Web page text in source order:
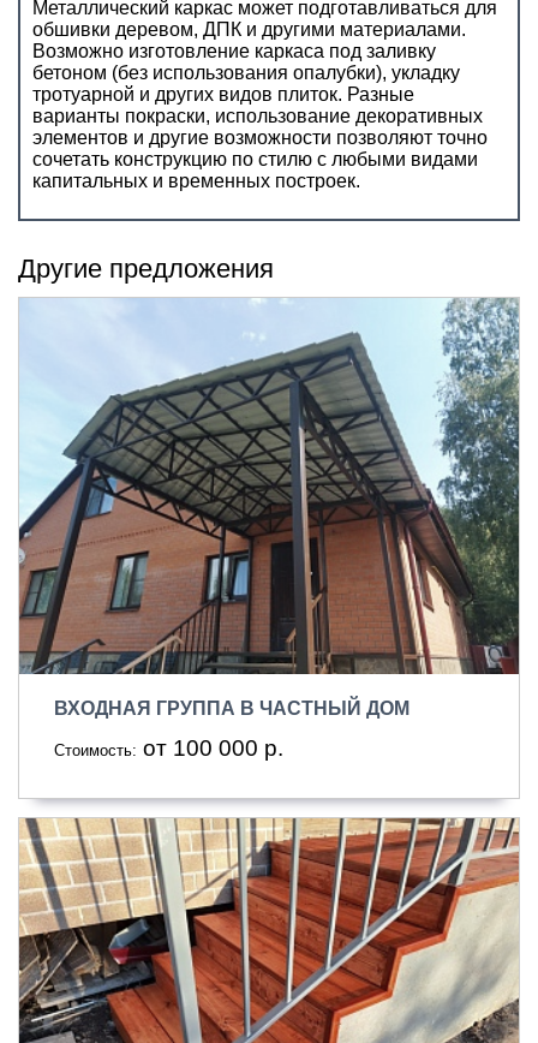
Металлический каркас может подготавливаться для
обшивки деревом, ДПК и другими материалами.
Возможно изготовление каркаса под заливку
бетоном (без использования опалубки), укладку
тротуарной и других видов плиток. Разные
варианты покраски, использование декоративных
элементов и другие возможности позволяют точно
сочетать конструкцию по стилю с любыми видами
капитальных и временных построек.
Другие предложения
ВХОДНАЯ ГРУППА В ЧАСТНЫЙ ДОМ
Стоимость: от 100 000 р.